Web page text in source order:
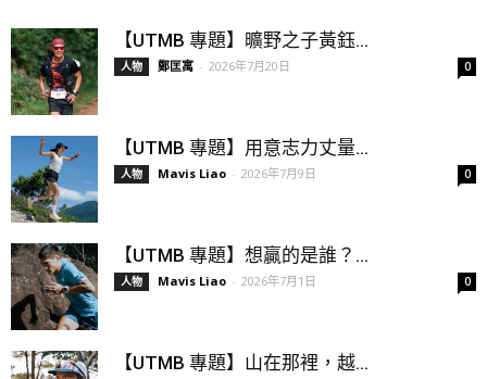
【UTMB 專題】曠野之子黃鈺...
人物 鄭匡寓 - 2026年7月20日 0
【UTMB 專題】用意志力丈量...
人物 Mavis Liao - 2026年7月9日 0
【UTMB 專題】想贏的是誰？...
人物 Mavis Liao - 2026年7月1日 0
【UTMB 專題】山在那裡，越...